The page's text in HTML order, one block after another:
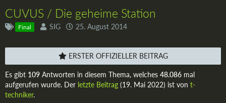
CUVUS / Die geheime Station
Final SIG 25. August 2014
ERSTER OFFIZIELLER BEITRAG
Es gibt 109 Antworten in diesem Thema, welches 48.086 mal
aufgerufen wurde. Der letzte Beitrag (19. Mai 2022) ist von t-
techniker.